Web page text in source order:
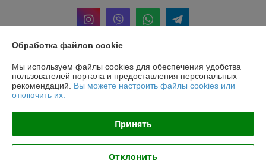
Информация для покупателя
Юридическое лицо:ООО «БЕЛПРОФИЛЬ ГРУПП»
220040, Г. МИНСК, ПЕР. 3-Й МОЖАЙСКОГО, Д. 11, ПОМ. 107, 220040
Регистрационный номер ЕГР: 193780303
Регистрационный орган: Минский горисполком
Обработка файлов cookie
Мы используем файлы cookies для обеспечения удобства
пользователей портала и предоставления персональных
рекомендаций. Вы можете настроить файлы cookies или
отключить их.
Принять
Отклонить